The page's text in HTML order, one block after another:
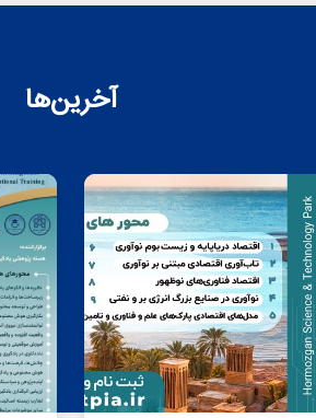
آخرین‌ها